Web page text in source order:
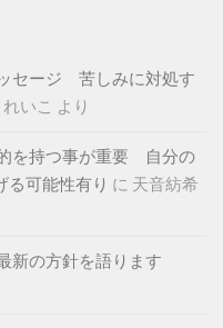
セージ 苦しみに対処す
いこ より
を持つ事が重要 自分の
る可能性有り に 天音紡希
新の方針を語ります